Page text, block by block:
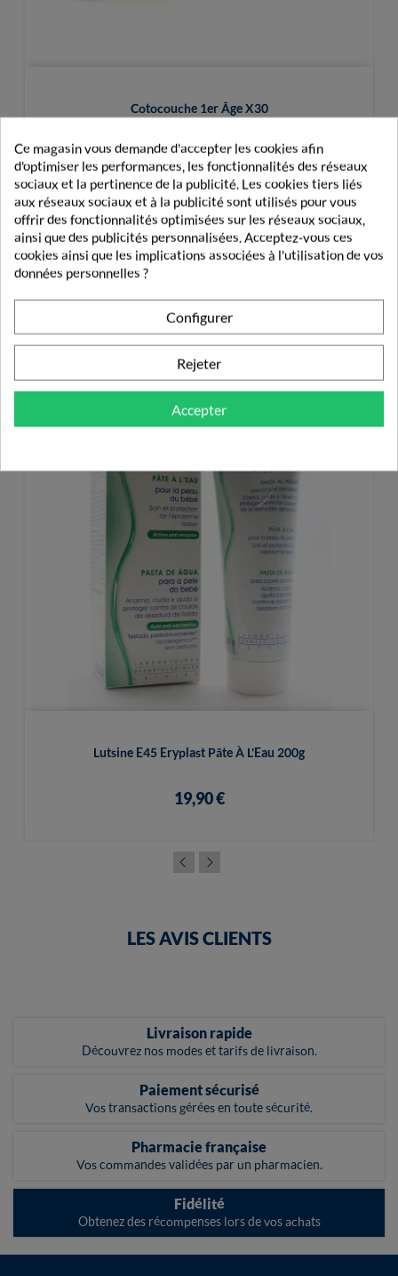
Cotocouche 1er Âge X30
7,90 €
PRODUITS DE LA MÊME CATÉGORIE
CHANGE
Lutsine E45 Eryplast Pâte À L'Eau 200g
19,90 €
LES AVIS CLIENTS
Livraison rapide
Découvrez nos modes et tarifs de livraison.
Paiement sécurisé
Vos transactions gérées en toute sécurité.
Pharmacie française
Vos commandes validées par un pharmacien.
Fidélité
Obtenez des récompenses lors de vos achats
Ce magasin vous demande d'accepter les cookies afin
d'optimiser les performances, les fonctionnalités des réseaux
sociaux et la pertinence de la publicité. Les cookies tiers liés
aux réseaux sociaux et à la publicité sont utilisés pour vous
offrir des fonctionnalités optimisées sur les réseaux sociaux,
ainsi que des publicités personnalisées. Acceptez-vous ces
cookies ainsi que les implications associées à l'utilisation de vos
données personnelles ?
Configurer
Rejeter
Accepter